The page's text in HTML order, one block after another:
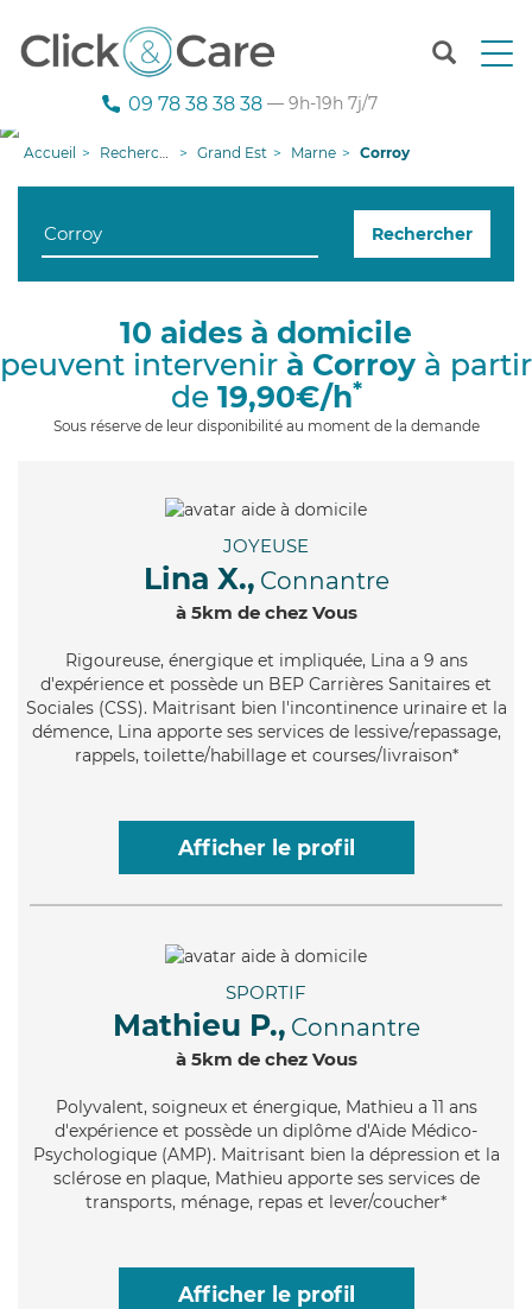
T
n
g
i
09 78 38 38 38 — 9h-19h 7j/7
Accueil Recherche aide à domicile Grand Est Marne Corroy
Rechercher
10 aides à domicile
peuvent intervenir à Corroy à partir
de 19,90€/h*
Sous réserve de leur disponibilité au moment de la demande
JOYEUSE
Lina X., Connantre
à 5km de chez Vous
Rigoureuse, énergique et impliquée, Lina a 9 ans
d'expérience et possède un BEP Carrières Sanitaires et
Sociales (CSS). Maitrisant bien l'incontinence urinaire et la
démence, Lina apporte ses services de lessive/repassage,
rappels, toilette/habillage et courses/livraison*
Afficher le profil
SPORTIF
Mathieu P., Connantre
à 5km de chez Vous
Polyvalent, soigneux et énergique, Mathieu a 11 ans
d'expérience et possède un diplôme d'Aide Médico-
Psychologique (AMP). Maitrisant bien la dépression et la
sclérose en plaque, Mathieu apporte ses services de
transports, ménage, repas et lever/coucher*
Afficher le profil